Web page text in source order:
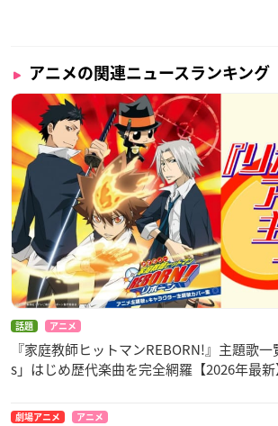
アニメの関連ニュースランキング
話題 アニメ
『家庭教師ヒットマンREBORN!』主題歌
s」はじめ歴代楽曲を完全網羅【2026年最新
劇場アニメ アニメ